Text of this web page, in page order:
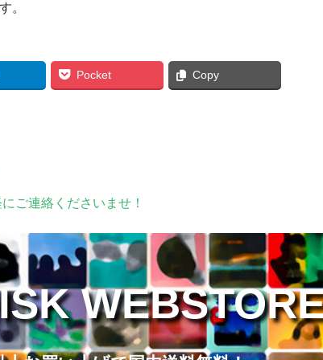
。
Pocket Copy
ご連絡くださいませ！